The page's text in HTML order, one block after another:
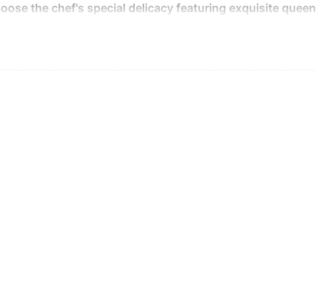
the chef's special delicacy featuring exquisite queen
increases.